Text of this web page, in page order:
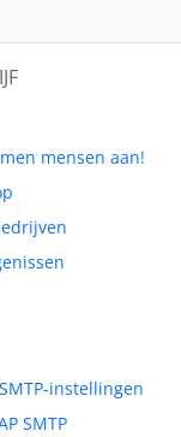
mensen aan!
instellingen
SMTP